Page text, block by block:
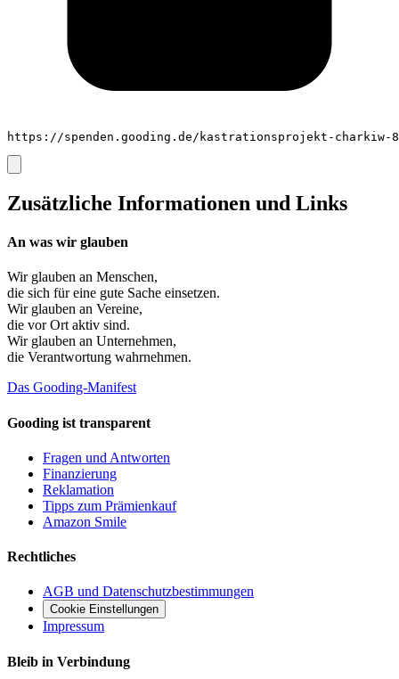
https://spenden.gooding.de/kastrationsprojekt-charkiw-
Zusätzliche Informationen und Links
An was wir glauben
Wir glauben an Menschen,
die sich für eine gute Sache einsetzen.
Wir glauben an Vereine,
die vor Ort aktiv sind.
Wir glauben an Unternehmen,
die Verantwortung wahrnehmen.
Das Gooding-Manifest
Gooding ist transparent
Fragen und Antworten
Finanzierung
Reklamation
Tipps zum Prämienkauf
Amazon Smile
Rechtliches
AGB und Datenschutzbestimmungen
Cookie Einstellungen
Impressum
Bleib in Verbindung